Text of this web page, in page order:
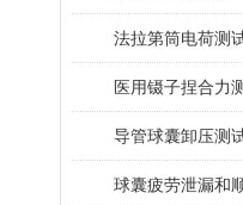
法拉第筒电荷测
医用镊子捏合力
导管球囊卸压测
球囊疲劳泄漏和